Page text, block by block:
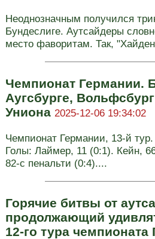
Неоднозначным получился
Бундеслиге. Аутсайдеры
место фаворитам. Так,
Чемпионат Германии.
Аугсбурге,
Униона 2025-12-06 19:34:02
Чемпионат Германии, 13-й
Голы: Лаймер, 11 (0:1). Кейн,
82-с пенальти (0:4)....
Горячие битвы от
продолжающий
12-го тура